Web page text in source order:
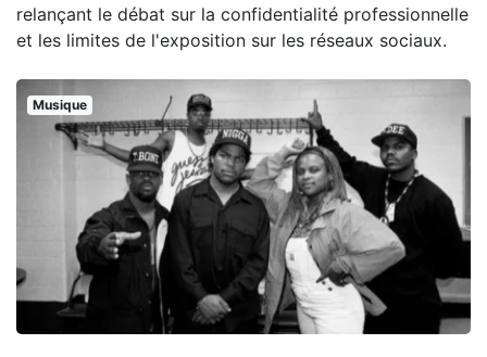
relançant le débat sur la confidentialité professionnelle
et les limites de l'exposition sur les réseaux sociaux.
Musique